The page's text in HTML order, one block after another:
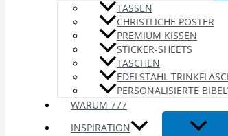
TASSEN
CHRISTLICHE POSTER
PREMIUM KISSEN
STICKER-SHEETS
TASCHEN
EDELSTAHL
PERSONALISIERTE
WARUM 777
INSPIRATION